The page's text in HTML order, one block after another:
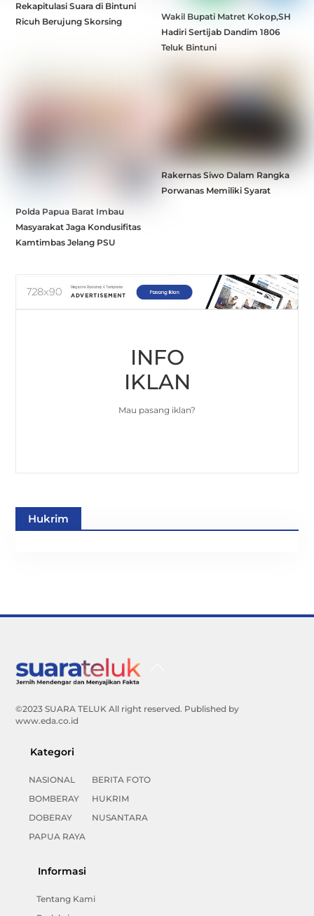
Rekapitulasi Suara di Bintuni
Ricuh Berujung Skorsing
Wakil Bupati Matret Kokop,SH
Hadiri Sertijab Dandim 1806
Teluk Bintuni
Polda Papua Barat Imbau
Masyarakat Jaga Kondusifitas
Kamtimbas Jelang PSU
Rakernas Siwo Dalam Rangka
Porwanas Memiliki Syarat
INFO
IKLAN
Mau pasang iklan?
Hukrim
©2023 SUARA TELUK All right reserved. Published by
www.eda.co.id
Kategori
NASIONAL
BOMBERAY
DOBERAY
PAPUA RAYA
BERITA FOTO
HUKRIM
NUSANTARA
Informasi
Tentang Kami